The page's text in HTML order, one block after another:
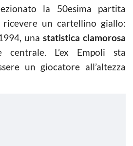
la 50esima partita
ricevere un cartellino giallo:
una statistica clamorosa
L’ex Empoli sta
un giocatore all’altezza